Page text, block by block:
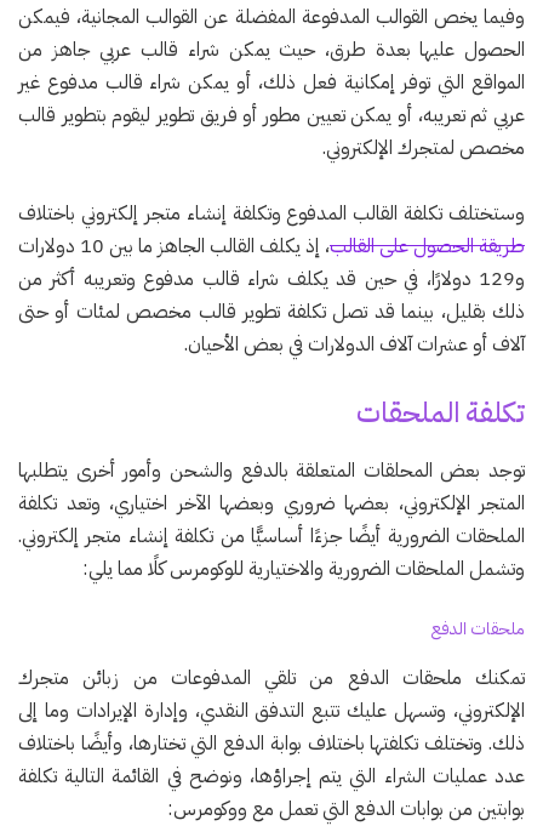
وفيما يخص القوالب المدفوعة المفضلة عن القوالب المجانية، فيمكن
الحصول عليها بعدة طرق، حيث يمكن شراء قالب عربي جاهز من
المواقع التي توفر إمكانية فعل ذلك، أو يمكن شراء قالب مدفوع غير
عربي ثم تعريبه، أو يمكن تعيين مطور أو فريق تطوير ليقوم بتطوير قالب
مخصص لمتجرك الإلكتروني.
وستختلف تكلفة القالب المدفوع وتكلفة إنشاء متجر إلكتروني باختلاف
طريقة الحصول على القالب
، إذ يكلف القالب الجاهز ما بين 10 دولارات
و129 دولارًا، في حين قد يكلف شراء قالب مدفوع وتعريبه أكثر من
ذلك بقليل، بينما قد تصل تكلفة تطوير قالب مخصص لمئات أو حتى
آلاف أو عشرات آلاف الدولارات في بعض الأحيان.
تكلفة الملحقات
توجد بعض المحلقات المتعلقة بالدفع والشحن وأمور أخرى يتطلبها
المتجر الإلكتروني، بعضها ضروري وبعضها الآخر اختياري، وتعد تكلفة
الملحقات الضرورية أيضًا جزءًا أساسيًّا من تكلفة إنشاء متجر إلكتروني.
وتشمل الملحقات الضرورية والاختيارية للوكومرس كلًا مما يلي:
ملحقات الدفع
تمكنك ملحقات الدفع من تلقي المدفوعات من زبائن متجرك
الإلكتروني، وتسهل عليك تتبع التدفق النقدي، وإدارة الإيرادات وما إلى
ذلك. وتختلف تكلفتها باختلاف بوابة الدفع التي تختارها، وأيضًا باختلاف
عدد عمليات الشراء التي يتم إجراؤها، ونوضح في القائمة التالية تكلفة
بوابتين من بوابات الدفع التي تعمل مع ووكومرس: